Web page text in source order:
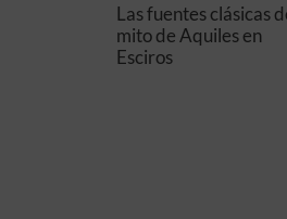
Las fuentes clásicas
mito de Aquiles en
Esciros